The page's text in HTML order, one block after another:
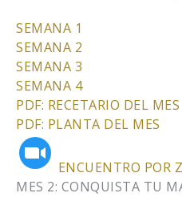
SEMANA 1
SEMANA 2
SEMANA 3
SEMANA 4
PDF: RECETARIO DEL MES
PDF: PLANTA DEL MES
ENCUENTRO POR
MES 2: CONQUISTA TU